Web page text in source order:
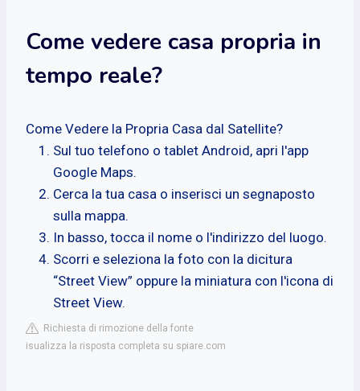
Come vedere casa propria in
tempo reale?
Come Vedere la Propria Casa dal Satellite?
Sul tuo telefono o tablet Android, apri l'app
Google Maps.
Cerca la tua casa o inserisci un segnaposto
sulla mappa.
In basso, tocca il nome o l'indirizzo del luogo.
Scorri e seleziona la foto con la dicitura
“Street View” oppure la miniatura con l'icona di
Street View.
Richiesta di rimozione della fonte
isualizza la risposta completa su spiare.com